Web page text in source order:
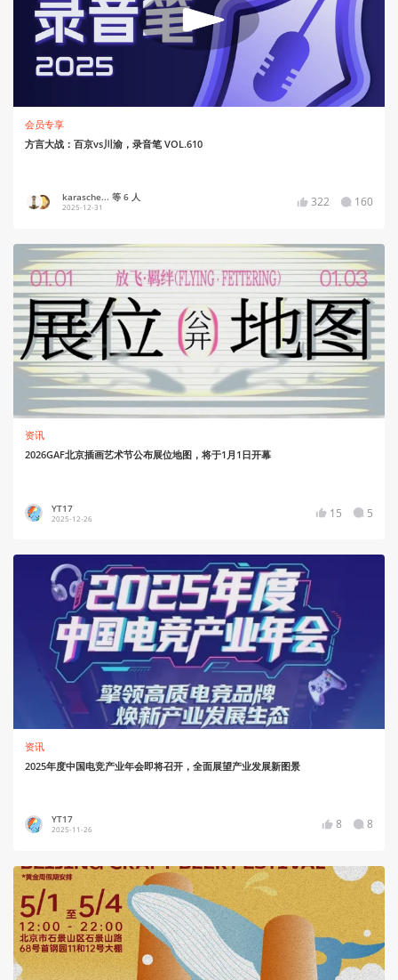
会员专享
方言大战：百京vs川渝，录音笔 VOL.610
karasche... 等 6 人
2025-12-31 322 160
资讯
2026GAF北京插画艺术节公布展位地图，将于1月1日开幕
YT17
2025-12-26 15 5
资讯
2025年度中国电竞产业年会即将召开，全面展望产业发展新图景
YT17
2025-11-26 8 8